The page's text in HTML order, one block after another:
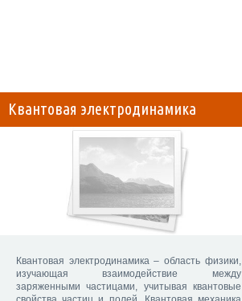
Квантовая электродинамика
Квантовая электродинамика – область физики,
изучающая взаимодействие между
заряженными частицами, учитывая квантовые